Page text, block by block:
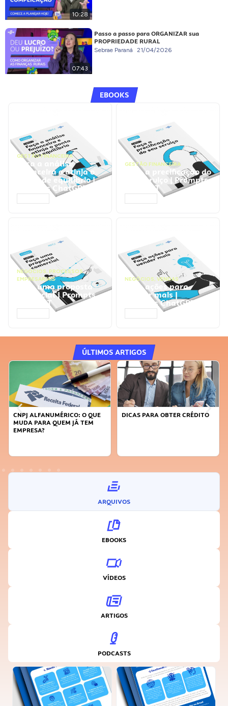
10:28
07:43
Passo a passo para ORGANIZAR sua
PROPRIEDADE RURAL
Sebrae Paraná 21/04/2026
EBOOKS
GESTÃO FINANCEIRA
Faça a análise
financeira e atinja o
ponto de equilíbrio |
Prompts ChatGPT
GESTÃO FINANCEIRA
Faça a precificação do
seu serviço | Prompts
ChatGPT
NEGÓCIOS, PROCESSOS
EMPRESARIAIS
Faça uma proposta
comercial | Prompts
ChatGPT
NEGÓCIOS, VENDAS
Faça ações para
vender mais |
Prompts ChatGPT
ÚLTIMOS ARTIGOS
CNPJ ALFANUMÉRICO: O QUE
MUDA PARA QUEM JÁ TEM
EMPRESA?
DICAS PARA OBTER CRÉDITO
ARQUIVOS
EBOOKS
VÍDEOS
ARTIGOS
PODCASTS